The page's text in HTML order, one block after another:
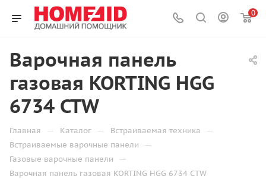
0
Варочная панель
газовая KORTING HGG
6734 CTW
Главная — Каталог — Встраиваемая техника —
Встраиваемые варочные панели —
Газовые варочные панели —
Варочная панель газовая KORTING HGG 6734 CTW